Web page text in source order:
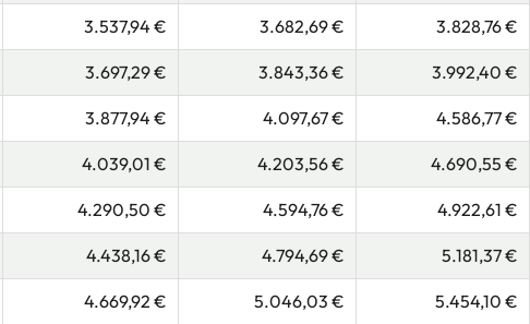
3.537,94 € 3.682,69 € 3.828,76 €
3.697,29 € 3.843,36 € 3.992,40 €
3.877,94 € 4.097,67 € 4.586,77 €
4.039,01 € 4.203,56 € 4.690,55 €
4.290,50 € 4.594,76 € 4.922,61 €
4.438,16 € 4.794,69 € 5.181,37 €
4.669,92 € 5.046,03 € 5.454,10 €